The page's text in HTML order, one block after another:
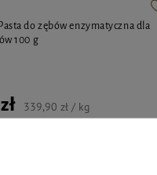
do zębów enzymatyczna dla
100 g
339,90 zł / kg